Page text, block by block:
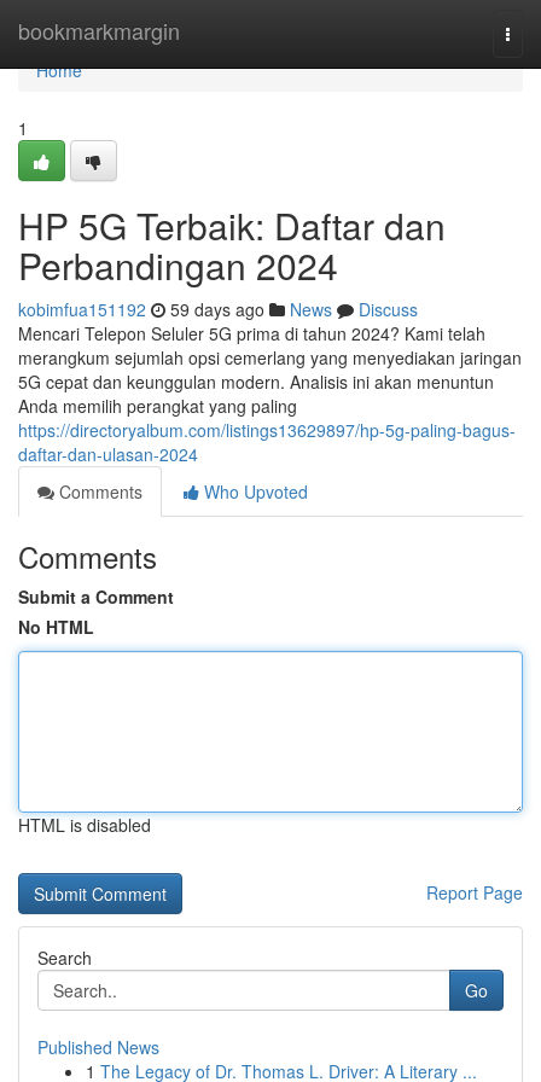
bookmarkmargin
Home
Home
1
HP 5G Terbaik: Daftar dan
Perbandingan 2024
kobimfua151192 59 days ago News
Discuss
Mencari Telepon Seluler 5G prima di tahun 2024? Kami telah
merangkum sejumlah opsi cemerlang yang menyediakan jaringan
5G cepat dan keunggulan modern. Analisis ini akan menuntun
Anda memilih perangkat yang paling
https://directoryalbum.com/listings13629897/hp-5g-paling-bagus-
daftar-dan-ulasan-2024
Comments
Who Upvoted
Comments
Submit a Comment
No HTML
HTML is disabled
Report Page
Search
Go
Published News
1 The Legacy of Dr. Thomas L. Driver: A Literary ...